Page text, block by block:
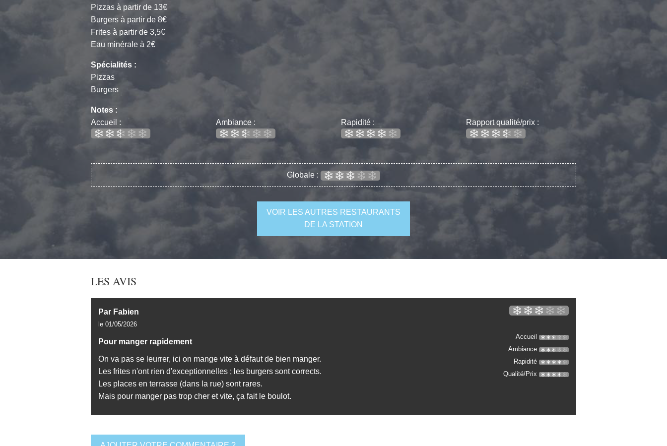
Pizzas à partir de 13€
Burgers à partir de 8€
Frites à partir de 3,5€
Eau minérale à 2€
Spécialités :
Pizzas
Burgers
Notes :
Accueil :
Ambiance : Rapidité : Rapport qualité/prix :
Globale :
VOIR LES AUTRES RESTAURANTS
DE LA STATION
LES AVIS
Par Fabien
le 01/05/2026
Pour manger rapidement
On va pas se leurrer, ici on mange vite à défaut de bien manger.
Les frites n'ont rien d'exceptionnelles ; les burgers sont corrects.
Les places en terrasse (dans la rue) sont rares.
Mais pour manger pas trop cher et vite, ça fait le boulot.
Accueil
Ambiance
Rapidité
Qualité/Prix